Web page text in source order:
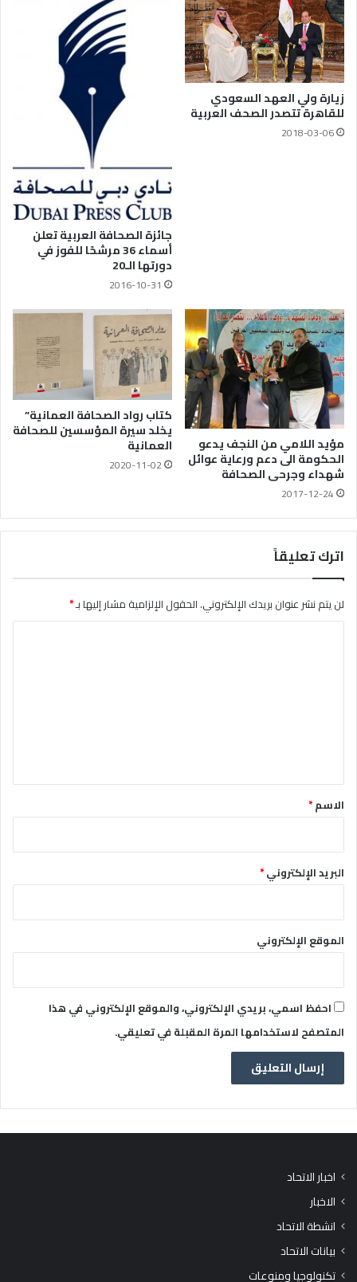
زيارة ولي العهد السعودي
للقاهرة تتصدر الصحف العربية
2018-03-06
جائزة الصحافة العربية تعلن
أسماء 36 مرشحًا للفوز في
دورتها الـ20
2016-10-31
مؤيد اللامي من النجف يدعو
الحكومة الى دعم ورعاية عوائل
شهداء وجرحى الصحافة
2017-12-24
كتاب رواد الصحافة العمانية”
يخلد سيرة المؤسسين للصحافة
العمانية
2020-11-02
اترك تعليقاً
لن يتم نشر عنوان بريدك الإلكتروني.الحقول الإلزامية مشار إليها بـ*
*الاسم*
البريد الإلكتروني*
الموقع الإلكتروني
احفظ اسمي، بريدي الإلكتروني، والموقع الإلكتروني في هذا
المتصفح لاستخدامها المرة المقبلة في تعليقي.
اخبار الاتحاد
الاخبار
انشطة الاتحاد
بيانات الاتحاد
تكنولوجيا ومنوعات